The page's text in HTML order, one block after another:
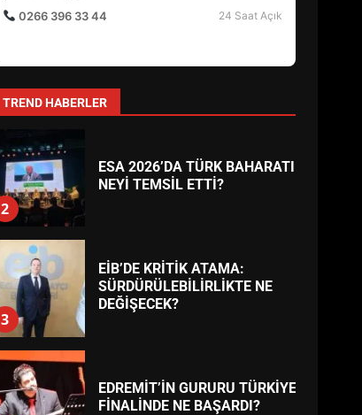
0266 396 33 44
24 Saat Açık
TREND HABERLER
1
HAREKETE GEÇİYOR: GÖZLER
2
ESA 2026’DA TÜRK BAHARATI
NEYİ TEMSİL ETTİ?
3
EİB’DE KRİTİK ATAMA:
SÜRDÜRÜLEBİLİRLİKTE NE
DEĞİŞECEK?
EDREMİT’İN GURURU TÜRKİYE
FİNALİNDE NE BAŞARDI?